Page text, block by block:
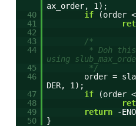
ax_order, 1);
40
if
(order
41
42
43
/*
44
* Doh
using
45
*/
46
order =
DER, 1);
47
if
(order <
48
49
return
-
50
}